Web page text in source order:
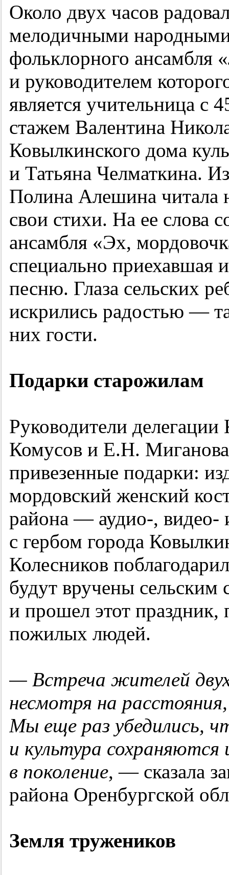
Около двух часов
мелодичными
фольклорного ансамбля
и руководителем
является учительница с
стажем Валентина
Ковылкинского дома
и Татьяна Челматкина.
Полина Алешина читала
свои стихи. На ее слова
ансамбля «Эх,
специально приехавшая
песню. Глаза сельских
искрились радостью —
них гости.
Подарки старожилам
Руководители
Комусов и Е.Н.
привезенные подарки:
мордовский женский
района — аудио-,
с гербом города
Колесников
будут вручены сельским
и прошел этот
пожилых людей.
— Встреча жителей двух
несмотря на
Мы еще раз убедились,
и культура сохраняются
в поколение, — сказала
района Оренбургской
Земля тружеников